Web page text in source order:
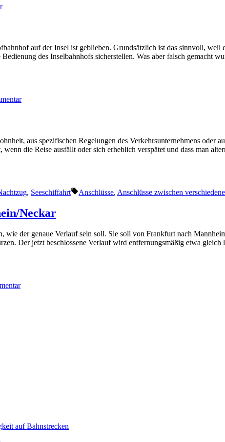
zu
auf der Insel ist geblieben. Grundsätzlich ist das sinnvoll, weil
des Inselbahnhofs sicherstellen. Was aber falsch gemacht
zu
aus spezifischen Regelungen des Verkehrsunternehmens oder
die Reise ausfällt oder sich erheblich verspätet und dass man
, Seeschiffahrt Schlagwörter:
Anschlüsse, Anschlüsse zwischen
Neckar
der genaue Verlauf sein soll. Sie soll von Frankfurt nach
Der jetzt beschlossene Verlauf wird entfernungsmäßig etwa gleich
zu
auf Bahnstrecken